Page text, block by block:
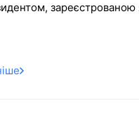
зареєстрованою